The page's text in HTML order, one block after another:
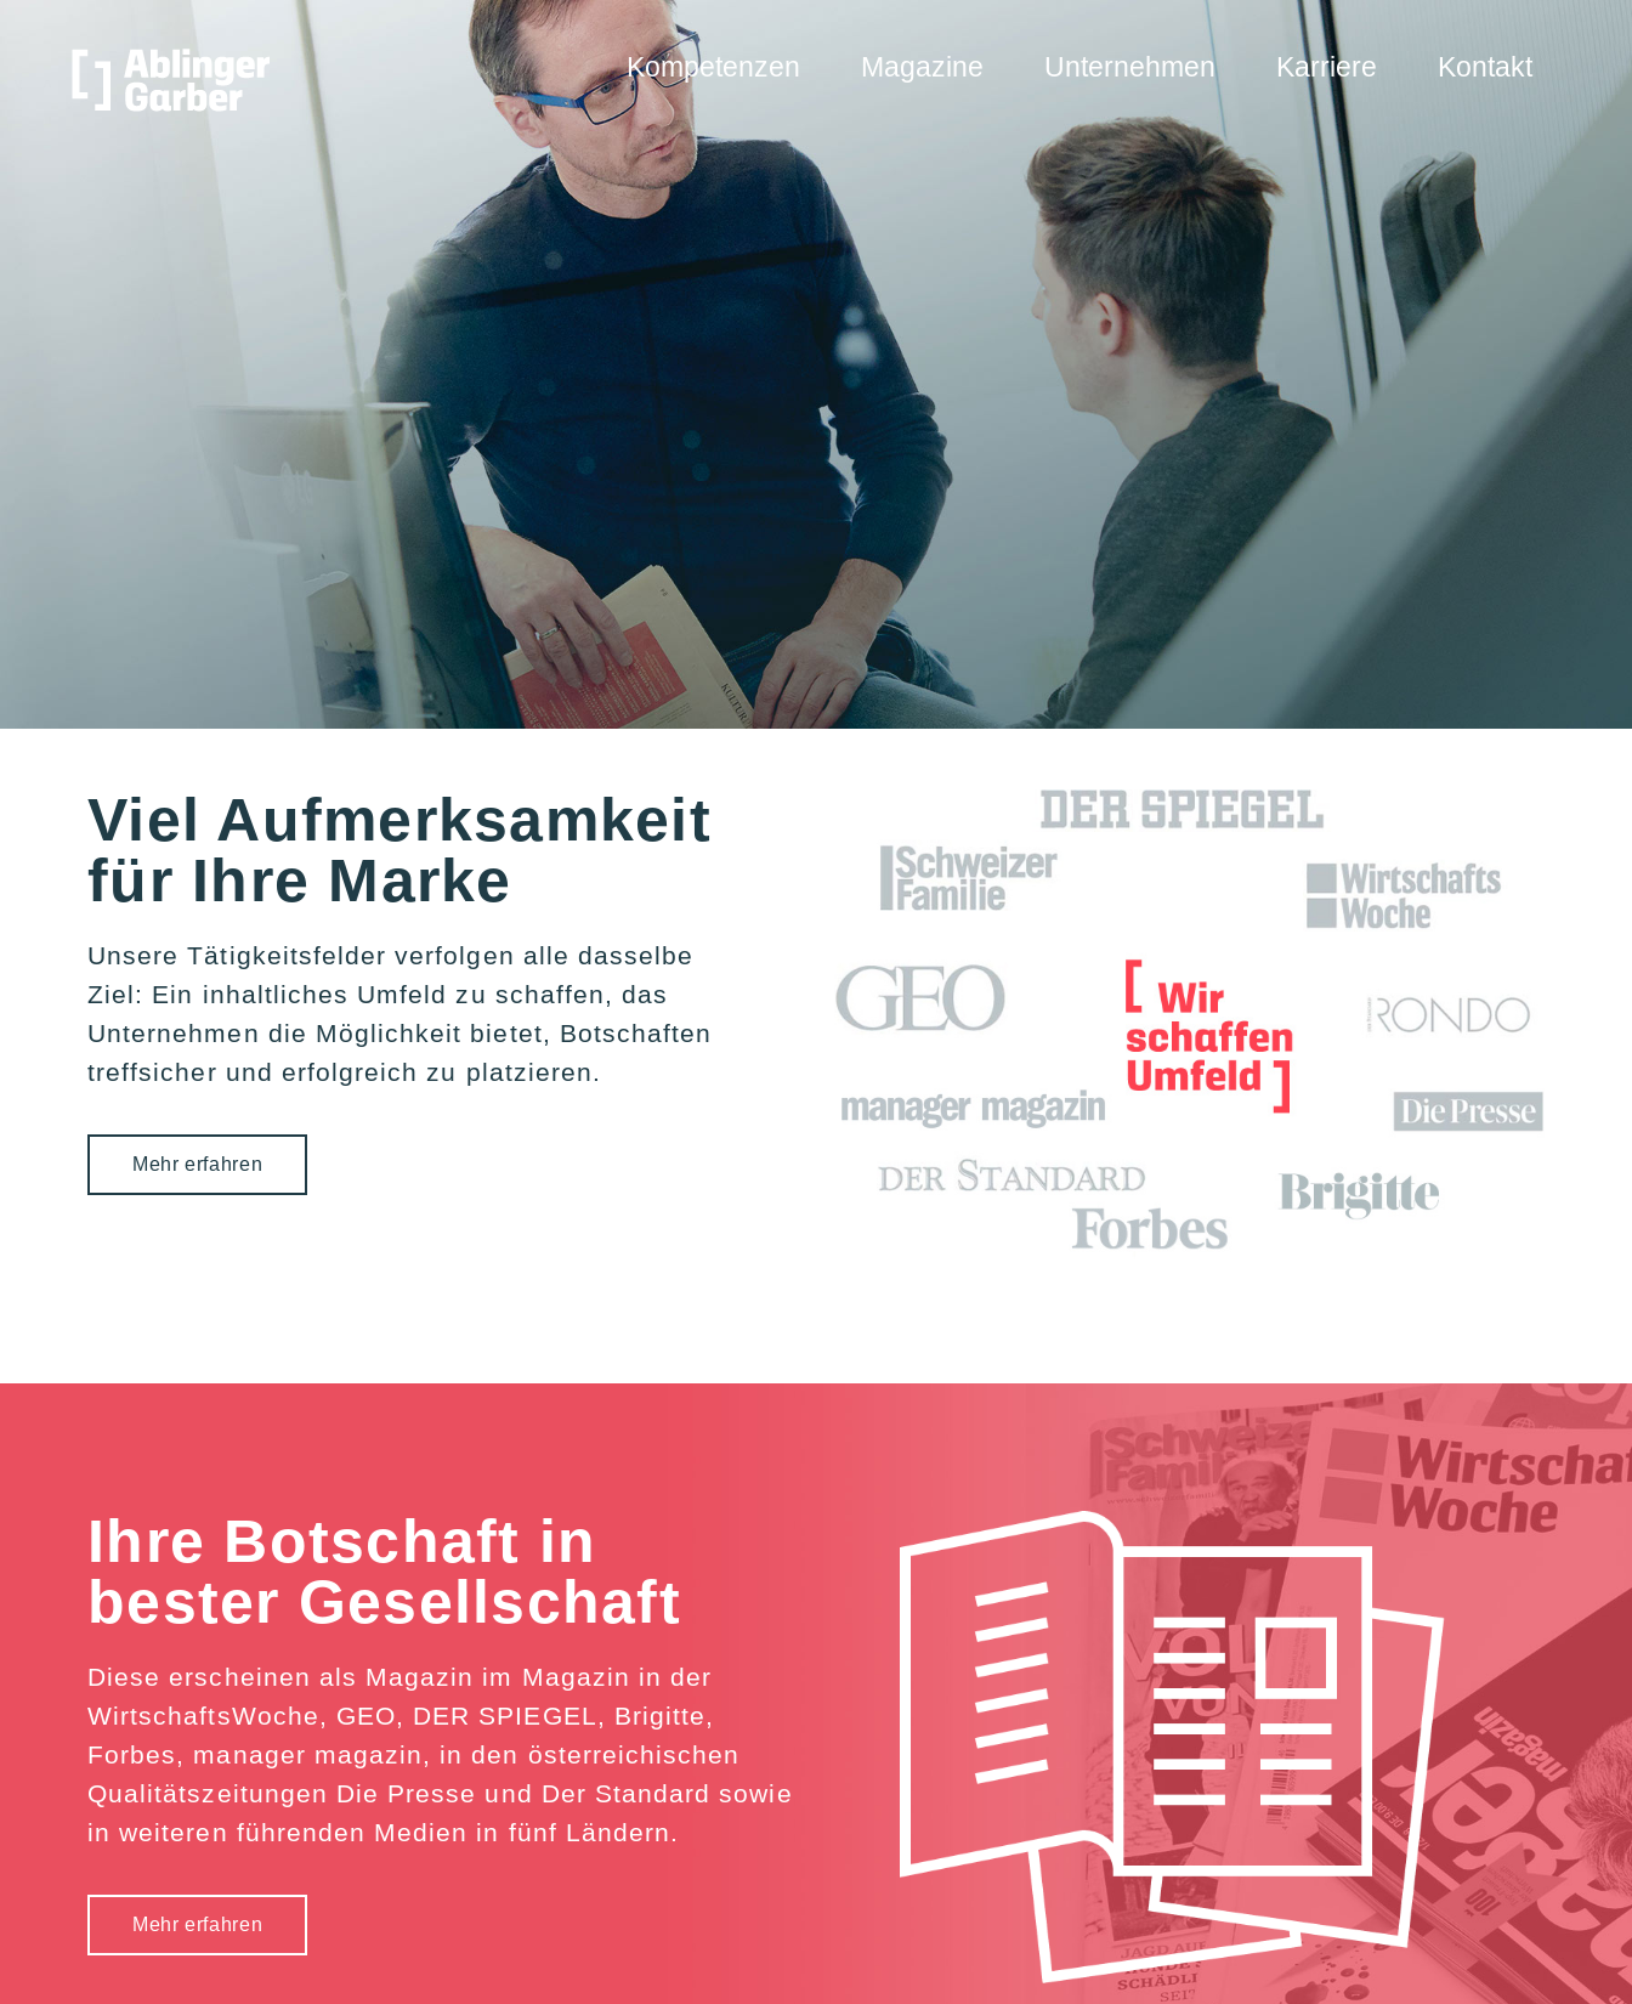
Kompetenzen Magazine Unternehmen Karriere Kontakt
Viel Aufmerksamkeit
für Ihre Marke
Unsere Tätigkeitsfelder verfolgen alle dasselbe
Ziel: Ein inhaltliches Umfeld zu schaffen, das
Unternehmen die Möglichkeit bietet, Botschaften
treffsicher und erfolgreich zu platzieren.
Mehr erfahren
Ihre Botschaft in
bester Gesellschaft
Diese erscheinen als Magazin im Magazin in der
WirtschaftsWoche, GEO, DER SPIEGEL, Brigitte,
Forbes, manager magazin, in den österreichischen
Qualitätszeitungen Die Presse und Der Standard sowie
in weiteren führenden Medien in fünf Ländern.
Mehr erfahren